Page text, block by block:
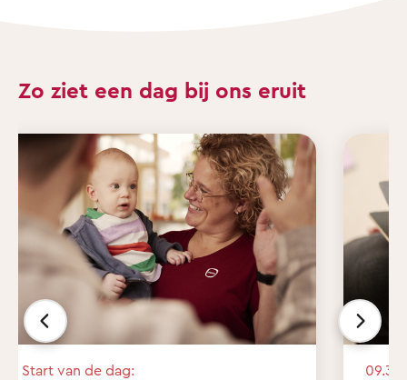
Zo ziet een dag bij ons eruit
Start van de dag:
09.30